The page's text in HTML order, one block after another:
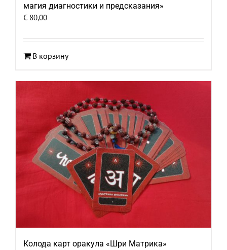
магия диагностики и предсказания»
€ 80,00
В корзину
Колода карт оракула «Шри Матрика»